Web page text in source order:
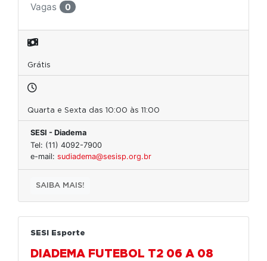
Vagas
0
Grátis
Quarta e Sexta das 10:00 às 11:00
SESI - Diadema
Tel: (11) 4092-7900
e-mail: sudiadema@sesisp.org.br
SAIBA MAIS!
SESI Esporte
DIADEMA FUTEBOL T2 06 A 08